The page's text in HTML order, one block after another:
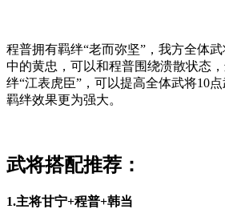
程普拥有羁绊“老而弥坚”，我方全体
中的黄忠，可以和程普围绕溃散状态
绊“江表虎臣”，可以提高全体武将10点
羁绊效果更为强大。
武将搭配推荐：
1.主将甘宁+程普+韩当